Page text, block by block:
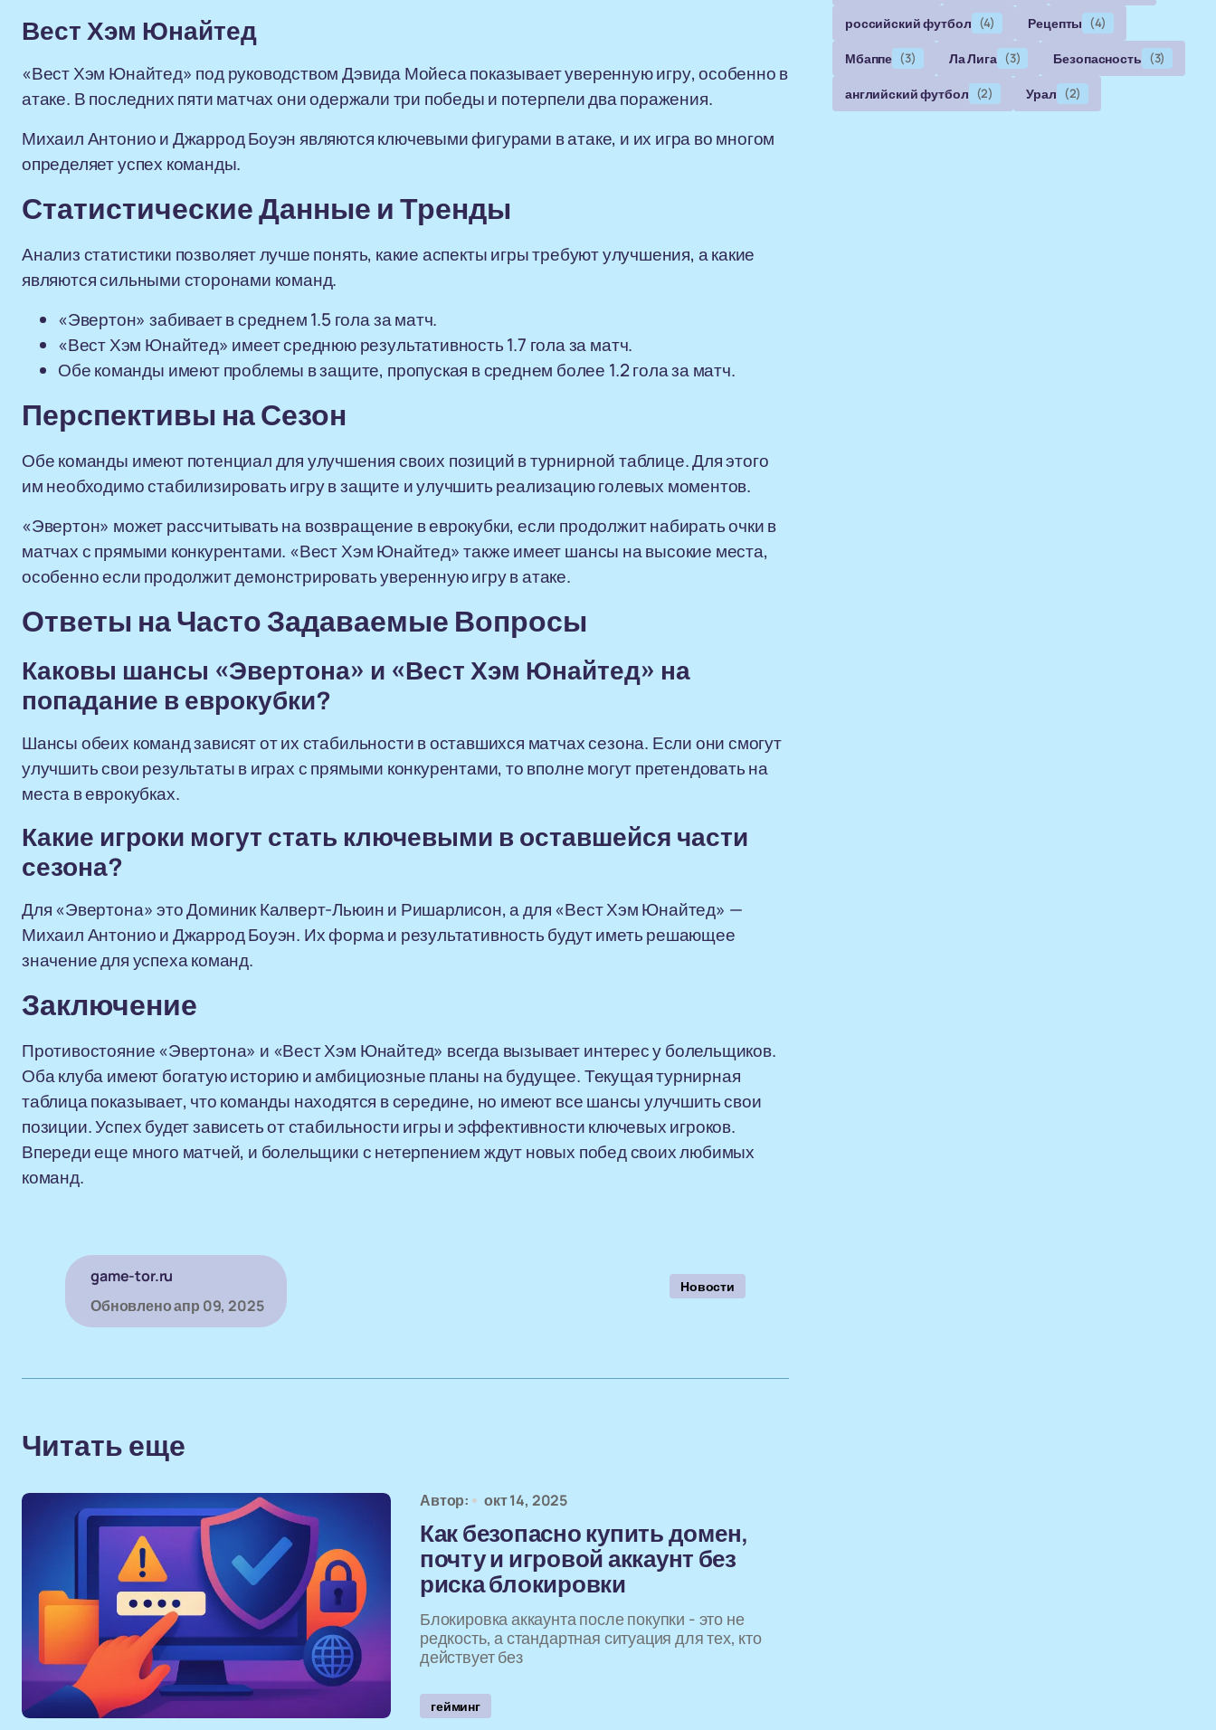
Вест Хэм Юнайтед
«Вест Хэм Юнайтед» под руководством Дэвида Мойеса показывает уверенную игру, особенно в
атаке. В последних пяти матчах они одержали три победы и потерпели два поражения.
Михаил Антонио и Джаррод Боуэн являются ключевыми фигурами в атаке, и их игра во многом
определяет успех команды.
Статистические Данные и Тренды
Анализ статистики позволяет лучше понять, какие аспекты игры требуют улучшения, а какие
являются сильными сторонами команд.
«Эвертон» забивает в среднем 1.5 гола за матч.
«Вест Хэм Юнайтед» имеет среднюю результативность 1.7 гола за матч.
Обе команды имеют проблемы в защите, пропуская в среднем более 1.2 гола за матч.
Перспективы на Сезон
Обе команды имеют потенциал для улучшения своих позиций в турнирной таблице. Для этого
им необходимо стабилизировать игру в защите и улучшить реализацию голевых моментов.
«Эвертон» может рассчитывать на возвращение в еврокубки, если продолжит набирать очки в
матчах с прямыми конкурентами. «Вест Хэм Юнайтед» также имеет шансы на высокие места,
особенно если продолжит демонстрировать уверенную игру в атаке.
Ответы на Часто Задаваемые Вопросы
Каковы шансы «Эвертона» и «Вест Хэм Юнайтед» на
попадание в еврокубки?
Шансы обеих команд зависят от их стабильности в оставшихся матчах сезона. Если они смогут
улучшить свои результаты в играх с прямыми конкурентами, то вполне могут претендовать на
места в еврокубках.
Какие игроки могут стать ключевыми в оставшейся части
сезона?
Для «Эвертона» это Доминик Калверт-Льюин и Ришарлисон, а для «Вест Хэм Юнайтед» —
Михаил Антонио и Джаррод Боуэн. Их форма и результативность будут иметь решающее
значение для успеха команд.
Заключение
Противостояние «Эвертона» и «Вест Хэм Юнайтед» всегда вызывает интерес у болельщиков.
Оба клуба имеют богатую историю и амбициозные планы на будущее. Текущая турнирная
таблица показывает, что команды находятся в середине, но имеют все шансы улучшить свои
позиции. Успех будет зависеть от стабильности игры и эффективности ключевых игроков.
Впереди еще много матчей, и болельщики с нетерпением ждут новых побед своих любимых
команд.
game-tor.ru
Обновленоапр 09, 2025
Новости
Читать еще
Автор: окт 14, 2025
Как безопасно купить домен,
почту и игровой аккаунт без
риска блокировки
Блокировка аккаунта после покупки - это не
редкость, а стандартная ситуация для тех, кто
действует без
гейминг
российский футбол (4) Рецепты (4)
Мбаппе (3) Ла Лига (3) Безопасность (3)
английский футбол (2) Урал (2)